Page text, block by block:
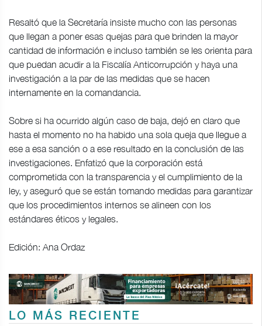
Resaltó que la Secretaría insiste mucho con las personas
que llegan a poner esas quejas para que brinden la mayor
cantidad de información e incluso también se les orienta para
que puedan acudir a la Fiscalía Anticorrupción y haya una
investigación a la par de las medidas que se hacen
internamente en la comandancia.
Sobre si ha ocurrido algún caso de baja, dejó en claro que
hasta el momento no ha habido una sola queja que llegue a
ese a esa sanción o a ese resultado en la conclusión de las
investigaciones. Enfatizó que la corporación está
comprometida con la transparencia y el cumplimiento de la
ley, y aseguró que se están tomando medidas para garantizar
que los procedimientos internos se alineen con los
estándares éticos y legales.
Edición: Ana Ordaz
LO MÁS RECIENTE